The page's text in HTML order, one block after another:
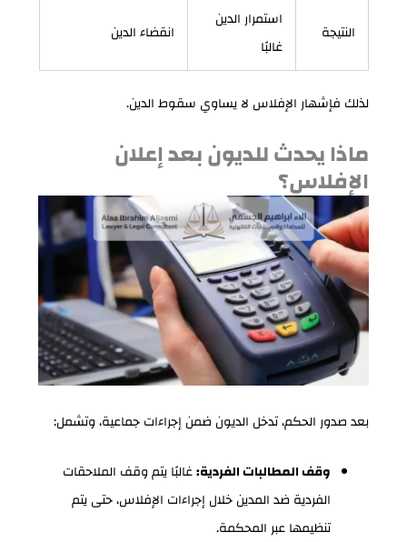
النتيجة
استمرار الدين
غالبًا
انقضاء الدين
لذلك فإشهار الإفلاس لا يساوي سقوط الدين.
ماذا يحدث للديون بعد إعلان
الإفلاس؟
بعد صدور الحكم، تدخل الديون ضمن إجراءات جماعية، وتشمل:
وقف المطالبات الفردية:غالبًا يتم وقف الملاحقات
الفردية ضد المدين خلال إجراءات الإفلاس، حتى يتم
تنظيمها عبر المحكمة.